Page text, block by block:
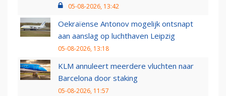
05-08-2026, 13:42
Oekraïense Antonov mogelijk ontsnapt
aan aanslag op luchthaven Leipzig
05-08-2026, 13:18
KLM annuleert meerdere vluchten naar
Barcelona door staking
05-08-2026, 11:57